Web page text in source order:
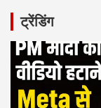
ट्रेंडिंग